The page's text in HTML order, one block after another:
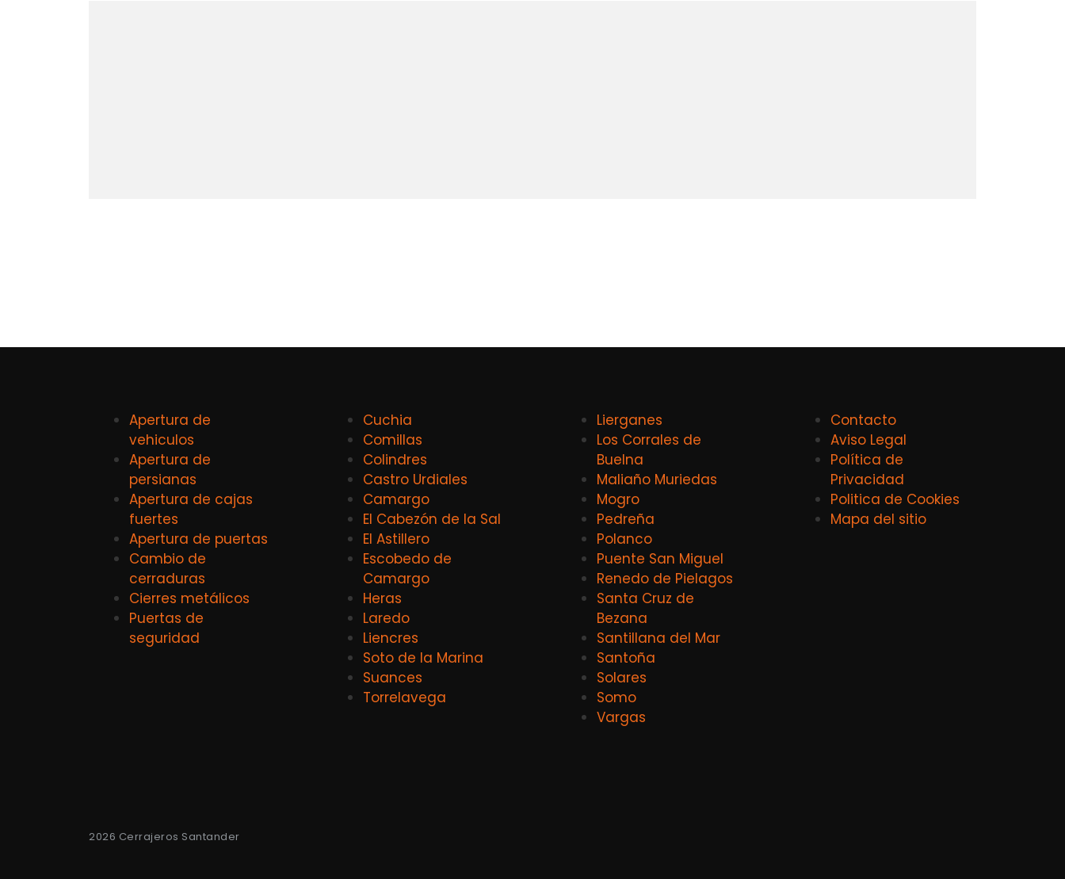
Apertura de
vehiculos
Apertura de
persianas
Apertura de cajas
fuertes
Apertura de puertas
Cambio de
cerraduras
Cierres metálicos
Puertas de
seguridad
Cuchia
Comillas
Colindres
Castro Urdiales
Camargo
El Cabezón de la Sal
El Astillero
Escobedo de
Camargo
Heras
Laredo
Liencres
Soto de la Marina
Suances
Torrelavega
Lierganes
Los Corrales de
Buelna
Maliaño Muriedas
Mogro
Pedreña
Polanco
Puente San Miguel
Renedo de Pielagos
Santa Cruz de
Bezana
Santillana del Mar
Santoña
Solares
Somo
Vargas
Contacto
Aviso Legal
Política de
Privacidad
Politica de Cookies
Mapa del sitio
2026 Cerrajeros Santander